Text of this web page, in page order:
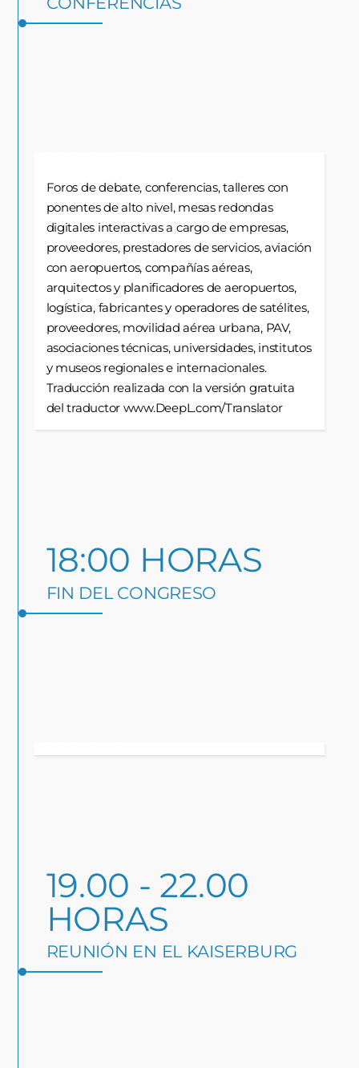
Foros de debate, conferencias, talleres con
ponentes de alto nivel, mesas redondas
digitales interactivas a cargo de empresas,
proveedores, prestadores de servicios, aviación
con aeropuertos, compañías aéreas,
arquitectos y planificadores de aeropuertos,
logística, fabricantes y operadores de satélites,
proveedores, movilidad aérea urbana, PAV,
asociaciones técnicas, universidades, institutos
y museos regionales e internacionales.
Traducción realizada con la versión gratuita
del traductor www.DeepL.com/Translator
18:00 HORAS
FIN DEL CONGRESO
19.00 - 22.00
HORAS
REUNIÓN EN EL KAISERBURG